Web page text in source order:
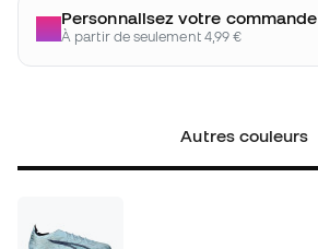
Personnalisez votre commande
À partir de seulement 4,99 €
Autres couleurs